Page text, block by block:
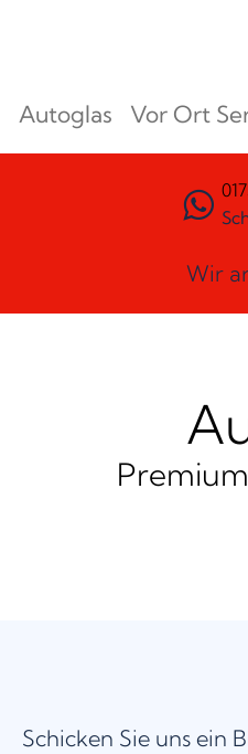
Autoglas Vor Ort
Wir
Schicken Sie uns ein